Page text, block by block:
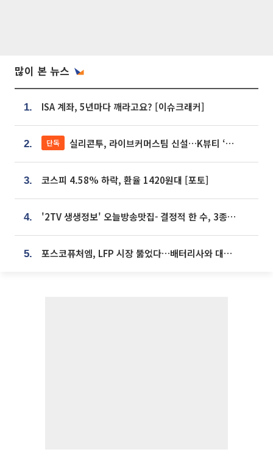
많이 본 뉴스
1. ISA 계좌, 5년마다 깨라고요? [이슈크래커]
2. 단독 실리콘투, 라이브커머스팀 신설…K뷰티 ‘글로벌 판매망’ 확대[K뷰티 라방戰]
3. 코스피 4.58% 하락, 환율 1420원대 [포토]
4. '2TV 생생정보' 오늘방송맛집- 결정적 한 수, 3종 메밀면! 메밀 소바 맛집 '의○○○○'
5. 포스코퓨처엠, LFP 시장 뚫었다…배터리사와 대규모 장기 공급 합의